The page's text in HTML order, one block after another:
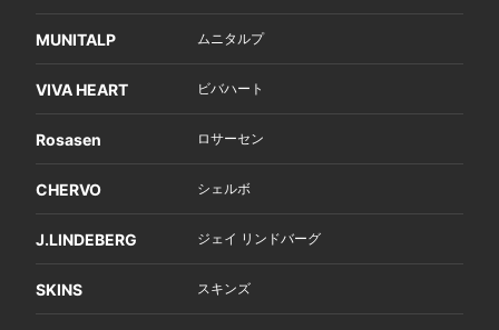
MUNITALP ムニタルプ
VIVA HEART ビバハート
Rosasen ロサーセン
CHERVO シェルボ
J.LINDEBERG ジェイ リンドバーグ
SKINS スキンズ